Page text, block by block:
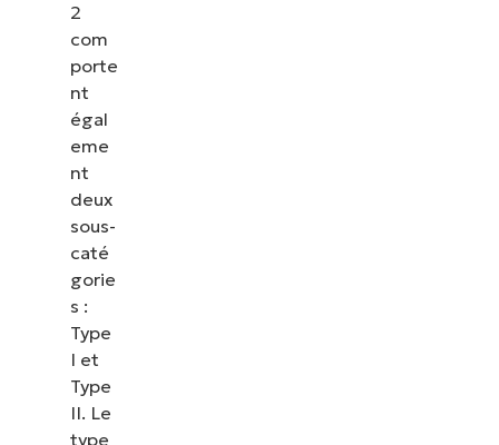
2
com
porte
nt
égal
eme
nt
deux
sous-
caté
gorie
s :
Type
I et
Type
II. Le
type
Voir NinjaOne en action
Parcourez nos démonstrations à la demande pour
découvrir comment NinjaOne simplifie les tâches